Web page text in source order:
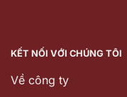
KẾT NỐI VỚI CHÚNG TÔI
Về công ty